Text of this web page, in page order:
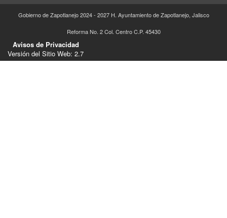
Gobierno de Zapotlanejo 2024 - 2027 H. Ayuntamiento de Zapotlanejo, Jalisco
Reforma No. 2 Col. Centro C.P. 45430
Avisos de Privacidad
Versión del Sitio Web: 2.7